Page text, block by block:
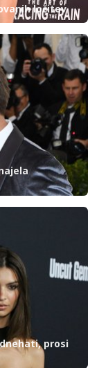
ločitev
prosi